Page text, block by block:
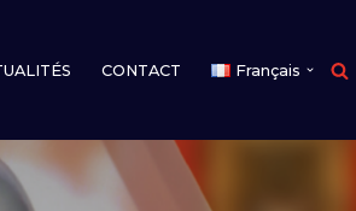
CONTACT Français